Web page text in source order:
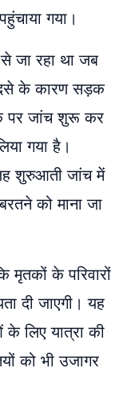
गया।
जा रहा था जब
के कारण सड़क
पर जांच शुरू कर
गया है।
शुरुआती जांच में
को माना जा
मृतकों के परिवारों
दी जाएगी। यह
के लिए यात्रा की
को भी उजागर